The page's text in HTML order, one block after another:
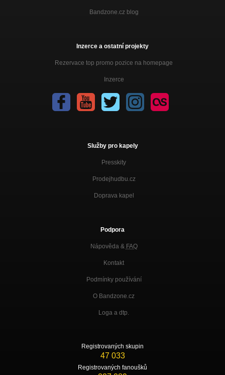
Bandzone.cz blog
Inzerce a ostatní projekty
Rezervace top promo pozice na homepage
Inzerce
Služby pro kapely
Presskity
Prodejhudbu.cz
Doprava kapel
Podpora
Nápověda & FAQ
Kontakt
Podmínky používání
O Bandzone.cz
Loga a dtp.
Registrovaných skupin
47 033
Registrovaných fanoušků